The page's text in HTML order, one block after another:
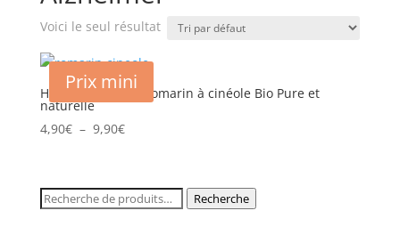
Voici le seul résultat
Prix mini
Huile essentielle Romarin à cinéole Bio Pure et
naturelle
4,90€ – 9,90€Plage
4,90€
à
Recherche
Recherche